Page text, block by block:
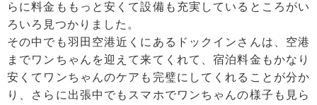
らに料金ももっと安くて設備も充実しているところがい
ろいろ見つかりました。
その中でも羽田空港近くにあるドックインさんは、空港
までワンちゃんを迎えて来てくれて、宿泊料金もかなり
安くてワンちゃんのケアも完璧にしてくれることが分か
り、さらに出張中でもスマホでワンちゃんの様子も見ら